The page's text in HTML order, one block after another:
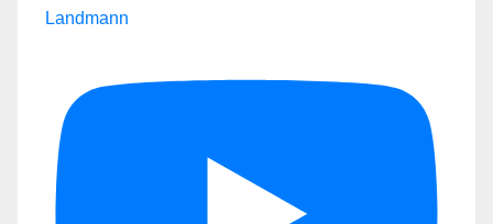
Landmann